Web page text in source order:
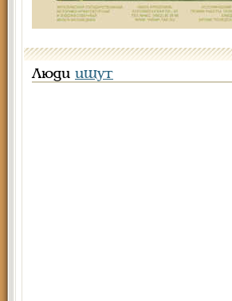
Люди ищут